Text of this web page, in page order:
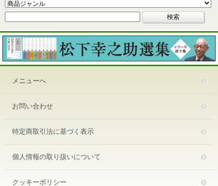
メニューへ
お問い合わせ
特定商取引法に基づく表示
個人情報の取り扱いについて
クッキーポリシー